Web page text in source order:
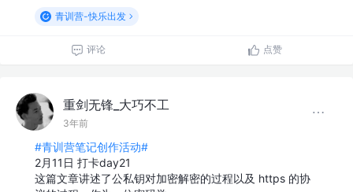
青训营-快乐出发
评论 点赞
重剑无锋_大巧不工
3年前
#青训营笔记创作活动#
2月11日 打卡day21
这篇文章讲述了公私钥对加密解密的过程以及 https 的协